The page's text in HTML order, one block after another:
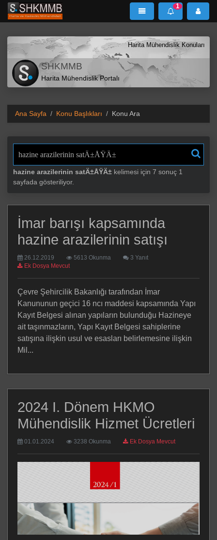
SHKMMB MenÜ Mesaj
1
Harita Mühendislik Konuları
SHKMMB
Harita Mühendislik Portalı
Ana Sayfa Konu Başlıkları Konu Ara
hazine arazilerinin satÄ±ÅŸÄ± kelimesi için 7 sonuç 1
sayfada gösteriliyor.
İmar barışı kapsamında
hazine arazilerinin satışı
26.12.2019 5613 Okunma
3 Yanıt
Ek Dosya Mevcut
Çevre Şehircilik Bakanlığı tarafından İmar
Kanununun geçici 16 ncı maddesi kapsamında Yapı
Kayıt Belgesi alınan yapıların bulunduğu Hazineye
ait taşınmazların, Yapı Kayıt Belgesi sahiplerine
satışına ilişkin usul ve esasları belirlemesine ilişkin
Mil...
2024 I. Dönem HKMO
Mühendislik Hizmet Ücretleri
01.01.2024 3238 Okunma Ek Dosya Mevcut